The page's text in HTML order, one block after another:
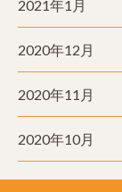
2021年1月
2020年12月
2020年11月
2020年10月